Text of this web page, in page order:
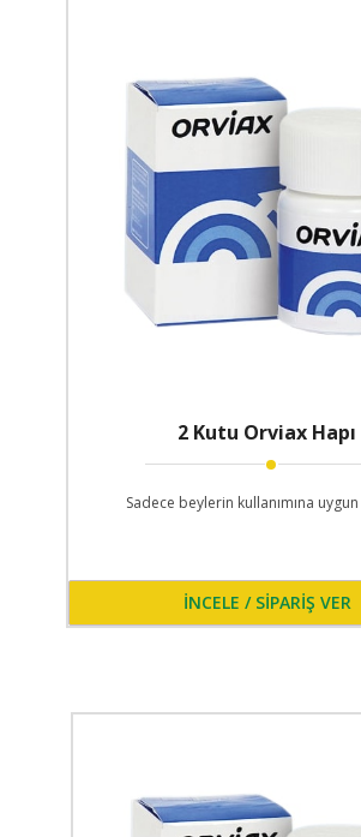
2 Kutu Orviax Hapı
Sadece beylerin kullanımına
İNCELE / SİPARİŞ VER